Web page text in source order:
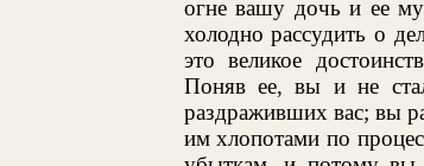
огне вашу дочь и ее
холодно рассудить о
это великое
Поняв ее, вы и не
раздраживших вас; вы
им хлопотами по